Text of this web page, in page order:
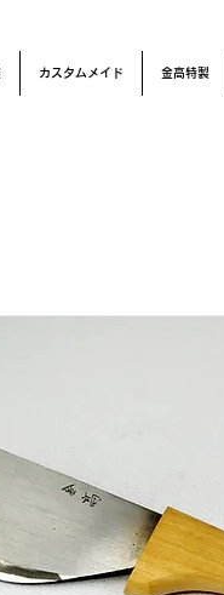
カスタムメイド 金高特製